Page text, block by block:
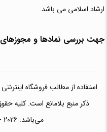
ارشاد اسلامی می باشد.
جهت بررسی نمادها و مجوزهای
استفاده از مطالب فروشگاه
ذکر منبع بلامانع است. کلیه
می‌باشد. Copyright © 2016 - 2026